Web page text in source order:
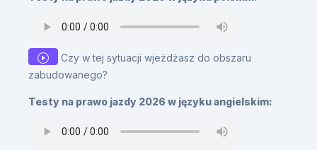
Czy w tej sytuacji wjeżdżasz do obszaru
zabudowanego?
Testy na prawo jazdy 2026 w języku angielskim: